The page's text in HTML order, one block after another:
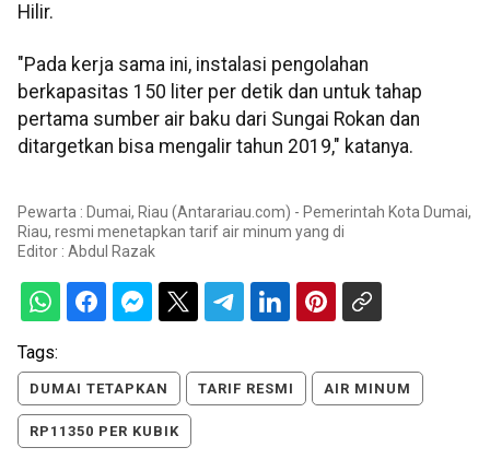
Hilir.
"Pada kerja sama ini, instalasi pengolahan
berkapasitas 150 liter per detik dan untuk tahap
pertama sumber air baku dari Sungai Rokan dan
ditargetkan bisa mengalir tahun 2019," katanya.
Pewarta : Dumai, Riau (Antarariau.com) - Pemerintah Kota Dumai,
Riau, resmi menetapkan tarif air minum yang di
Editor : Abdul Razak
Tags:
DUMAI TETAPKAN TARIF RESMI AIR MINUM
RP11350 PER KUBIK